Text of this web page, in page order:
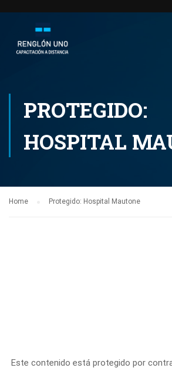
PROTEGIDO:
HOSPITAL
Home Protegido: Hospital Mautone
Este contenido está protegido por